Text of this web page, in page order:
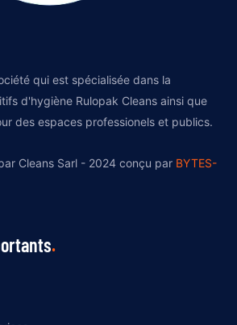
qui est spécialisée dans la
d'hygiène Rulopak Cleans ainsi que
des espaces professionels et publics.
Cleans Sarl - 2024 conçu par BYTES-